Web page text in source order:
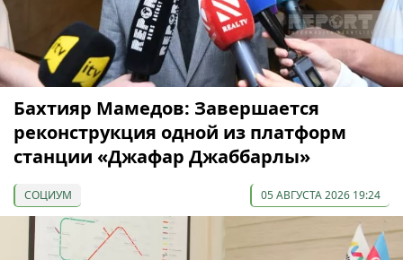
Бахтияр Мамедов: Завершается
реконструкция одной из платформ
станции «Джафар Джаббарлы»
СОЦИУМ 05 АВГУСТА 2026 19:24